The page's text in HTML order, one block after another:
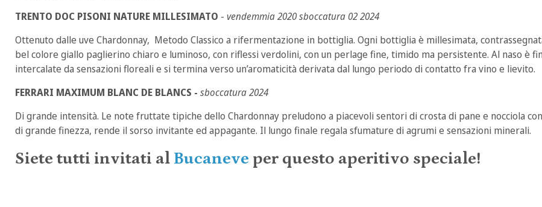
TRENTO DOC PISONI NATURE MILLESIMATO - vendemmia 2020 sboccatura 02 2024
Ottenuto dalle uve Chardonnay, Metodo Classico a rifermentazione in bottiglia. Ogni bottiglia è millesimata,
bel colore giallo paglierino chiaro e luminoso, con riflessi verdolini, con un perlage fine, timido ma persistente. Al naso è
intercalate da sensazioni floreali e si termina verso un’aromaticità derivata dal lungo periodo di contatto fra vino e lievito.
FERRARI MAXIMUM BLANC DE BLANCS - sboccatura 2024
Di grande intensità. Le note fruttate tipiche dello Chardonnay preludono a piacevoli sentori di crosta di pane e nocciola
di grande finezza, rende il sorso invitante ed appagante. Il lungo finale regala sfumature di agrumi e sensazioni minerali.
Siete tutti invitati al Bucaneve per questo aperitivo speciale!